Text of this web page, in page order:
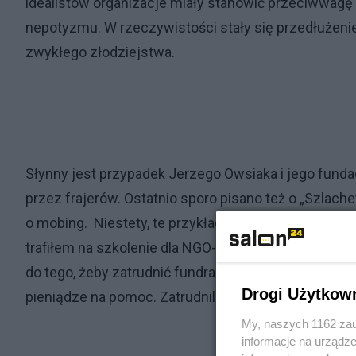
nepotyzmu. W rzeczywistości stały się
zwykłego złodziejstwa.
Słynny jest przypadek Jerzego Owsiaka i jego
przez frajerów. Ostatnio sporo pisano też o
o mobing. Niestety, te przykłady to tylko drobny
trafiłem na szkolenie dla NGO-sów i była między
do tego, żeby zatrudnić fundraisera i podał
pieniądze na pomoc. Zatrudnili fachowca od
Drogi
My, naszych 1162
informacje na